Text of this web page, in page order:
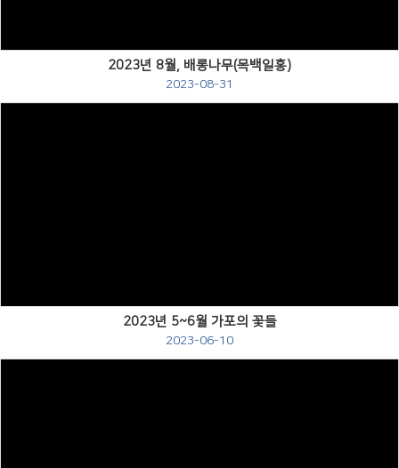
2023년 8월, 배롱나무(목백일홍)
2023-08-31
2023년 5~6월 가포의 꽃들
2023-06-10